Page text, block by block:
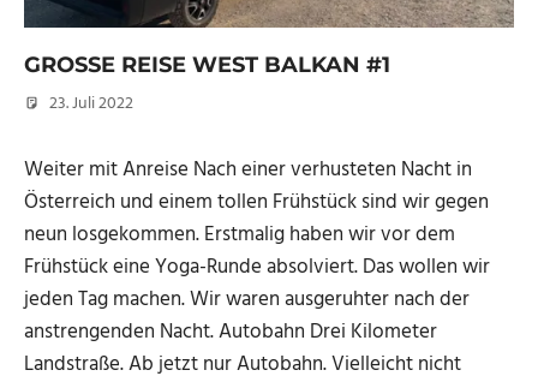
GROSSE REISE WEST BALKAN #1
23. Juli 2022
Weiter mit Anreise Nach einer verhusteten Nacht in
Österreich und einem tollen Frühstück sind wir gegen
neun losgekommen. Erstmalig haben wir vor dem
Frühstück eine Yoga-Runde absolviert. Das wollen wir
jeden Tag machen. Wir waren ausgeruhter nach der
anstrengenden Nacht. Autobahn Drei Kilometer
Landstraße. Ab jetzt nur Autobahn. Vielleicht nicht